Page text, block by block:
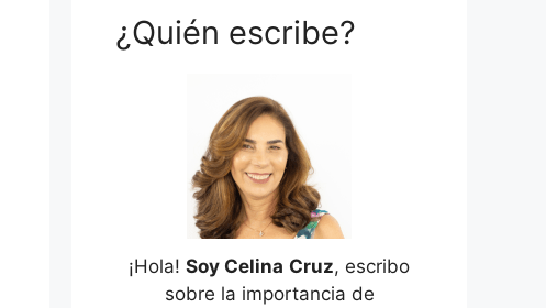
¿Quién escribe?
¡Hola! Soy Celina Cruz, escribo
sobre la importancia de